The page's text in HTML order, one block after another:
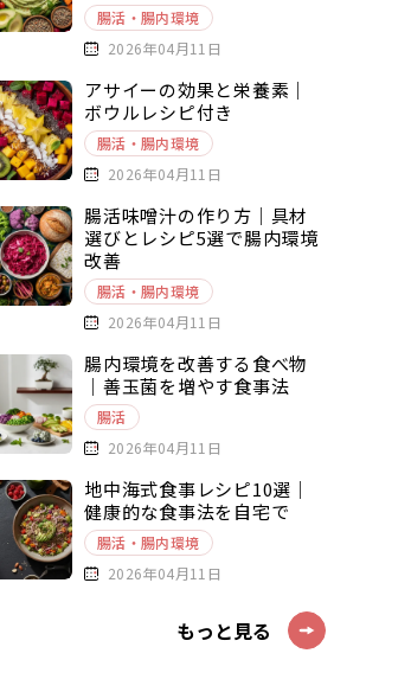
腸活・腸内環境
2026年04月11日
アサイーの効果と栄養素｜
ボウルレシピ付き
腸活・腸内環境
2026年04月11日
腸活味噌汁の作り方｜具材
選びとレシピ5選で腸内環境
改善
腸活・腸内環境
2026年04月11日
腸内環境を改善する食べ物
｜善玉菌を増やす食事法
腸活
2026年04月11日
地中海式食事レシピ10選｜
健康的な食事法を自宅で
腸活・腸内環境
2026年04月11日
もっと見る